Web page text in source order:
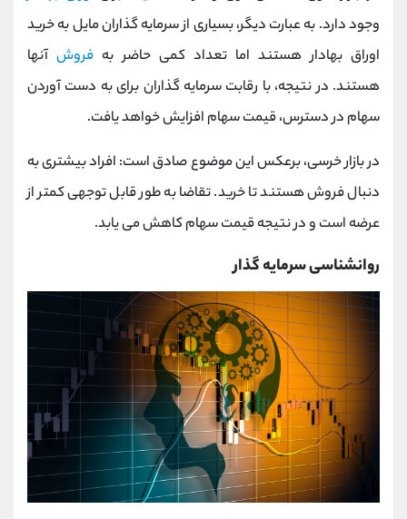
وجود دارد. به عبارت دیگر، بسیاری از سرمایه گذاران مایل به خرید
اوراق بهادار هستند اما تعداد کمی حاضر به فروش آنها
هستند. در نتیجه، با رقابت سرمایه گذاران برای به دست آوردن
سهام در دسترس، قیمت سهام افزایش خواهد یافت.
در بازار خرسی، برعکس این موضوع صادق است: افراد بیشتری به
دنبال فروش هستند تا خرید. تقاضا به طور قابل توجهی کمتر از
عرضه است و در نتیجه قیمت سهام کاهش می یابد.
روانشناسی سرمایه گذار